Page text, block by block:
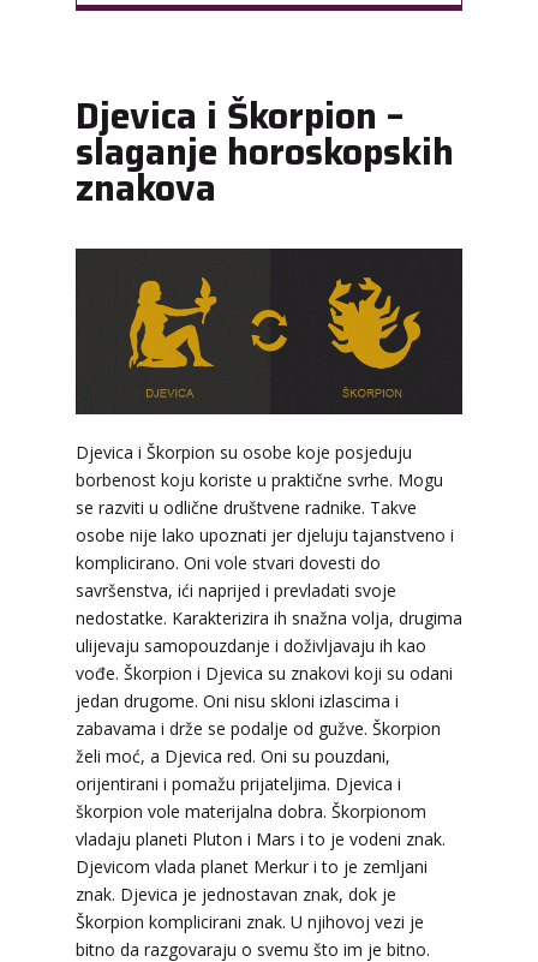
Djevica i Škorpion –
slaganje horoskopskih
znakova
Djevica i Škorpion su osobe koje posjeduju
borbenost koju koriste u praktične svrhe. Mogu
se razviti u odlične društvene radnike. Takve
osobe nije lako upoznati jer djeluju tajanstveno i
komplicirano. Oni vole stvari dovesti do
savršenstva, ići naprijed i prevladati svoje
nedostatke. Karakterizira ih snažna volja, drugima
ulijevaju samopouzdanje i doživljavaju ih kao
vođe. Škorpion i Djevica su znakovi koji su odani
jedan drugome. Oni nisu skloni izlascima i
zabavama i drže se podalje od gužve. Škorpion
želi moć, a Djevica red. Oni su pouzdani,
orijentirani i pomažu prijateljima. Djevica i
škorpion vole materijalna dobra. Škorpionom
vladaju planeti Pluton i Mars i to je vodeni znak.
Djevicom vlada planet Merkur i to je zemljani
znak. Djevica je jednostavan znak, dok je
Škorpion komplicirani znak. U njihovoj vezi je
bitno da razgovaraju o svemu što im je bitno.
LUCIJA
Tarot savjetnik je zauzet
TEHNIKE:sudbinske karte, anđeoske poruke
Broj tel: 064/600-600
tel:0,93€ - mob:1,12€ min
ELA / Kod 151
Tarot savjetnik je slobodan
TEHNIKE:
astrologija, tarot, numerološki tarot,
visak, feng shui numerologija, anđeoski brojevi,
tumačenje snova, rune, kristali, reiki, terapija
bojama, anđeoske karte, iscjeljivanje anđeoskim
energijama